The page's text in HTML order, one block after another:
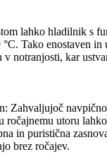
lahko hladilnik s
Tako enostaven
v notranjosti, kar
Zahvaljujoč
ročajnemu utoru
in puristična
brez ročajev.